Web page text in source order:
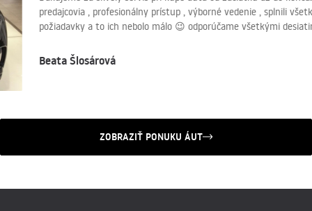
predajcovia , profesionálny prístup , výborné vedenie , splnili
požiadavky a to ich nebolo málo 😉 odporúčame všetkými
Beata Šlosárová
ZOBRAZIŤ PONUKU ÁUT